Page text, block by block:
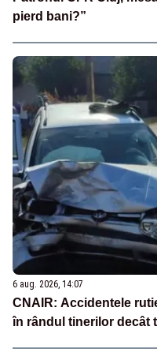
pierd bani?”
6 aug. 2026, 14:07
CNAIR: Accidentele
în rândul tinerilor decât